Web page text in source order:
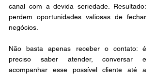
canal com a devida seriedade. Resultado:
perdem oportunidades valiosas de fechar
negócios.
Não basta apenas receber o contato: é
preciso saber atender, conversar e
acompanhar esse possível cliente até a